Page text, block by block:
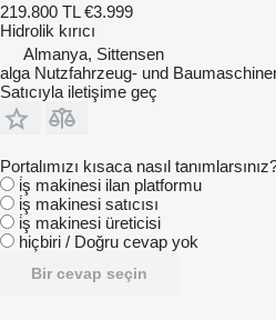
219.800 TL €3.999
Hidrolik kırıcı
Almanya, Sittensen
alga Nutzfahrzeug- und
Satıcıyla iletişime geç
Portalımızı kısaca nasıl
i̇ş makinesi ilan platformu
i̇ş makinesi satıcısı
i̇ş makinesi üreticisi
hiçbiri / Doğru cevap yok
Bir cevap seçin